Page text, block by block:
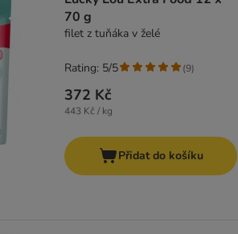
70 g
filet z tuňáka v želé
372 Kč
443 Kč / kg
Rating: 5/5 (9)
Přidat do košíku